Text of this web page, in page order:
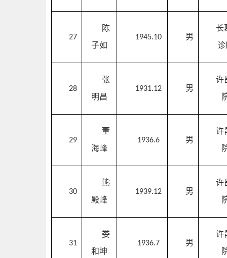
27
陈
子如
1945.10 男
长
诊
28
张
明昌
1931.12 男
许
29
董
海峰
1936.6 男
许
30
熊
殿峰
1939.12 男
许
31
娄
和坤
1936.7 男
许